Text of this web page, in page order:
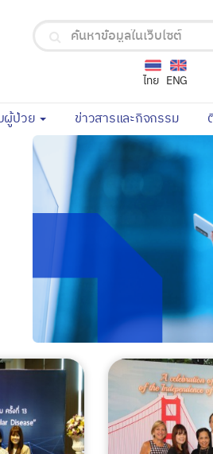
ENG
ไทย
ผู้ป่วย ข่าวสารและกิจกรรม